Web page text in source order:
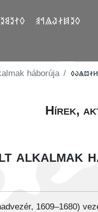
𐲓𐲉𐲯𐲇𐲟𐲖𐲀𐲠
háborúja?
Hírek,
alkalmak
1609–1680)